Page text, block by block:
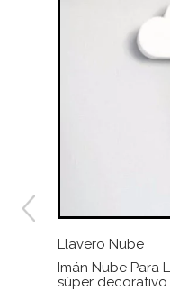
Llavero Nube
Imán Nube Para
súper